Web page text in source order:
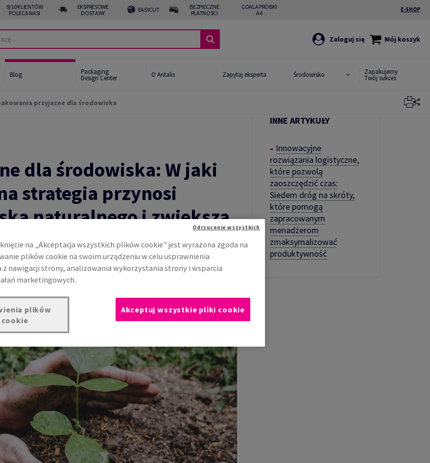
9/10 KLIENTÓW
POLECA NAS!
EKSPRESOWE
DOSTAWY
EASYCUT
BEZPIECZNE
PŁATNOŚCI
COALA PRÓBKI
A4
E-SHOP
Zaloguj się Mój koszyk
Blog Packaging
Design Center O Antalis Zapytaj eksperta Środowisko Zapakujemy
Twój sukces
przyjazne dla środowiska
dla środowiska: W jaki
strategia przynosi
naturalnego i zwiększa
INNE ARTYKUŁY
Innowacyjne
rozwiązania logistyczne,
które pozwolą
zaoszczędzić czas:
Siedem dróg na skróty,
które pomogą
zapracowanym
menadżerom
zmaksymalizować
produktywność
na „Akceptacja wszystkich plików cookie” jest wyrażona zgoda na
plików cookie na swoim urządzeniu w celu usprawnienia
z nawigacji strony, analizowania wykorzystania strony i wsparcia
marketingowych.
plików
cookie
Odrzucenie wszystkich
Akceptuj wszystkie pliki cookie